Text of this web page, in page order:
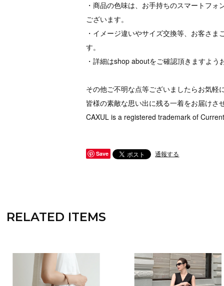
・商品の色味は、お手持ちのスマートフ
ございます。
・イメージ違いやサイズ交換等、お客さ
す。
・詳細はshop aboutをご確認頂きますよう
その他ご不明な点等ございましたらお気軽
皆様の素敵な思い出に残る一着をお届けさ
CAXUL is a registered trademark of
Save 通報する
RELATED ITEMS